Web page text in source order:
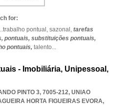
for:
trabalho pontual, sazonal, tarefas
pontuais, substituições pontuais,
pontuais, talento...
- Imobiliária, Unipessoal,
PINTO 3, 7005-212, UNIAO
HORTA FIGUEIRAS EVORA,